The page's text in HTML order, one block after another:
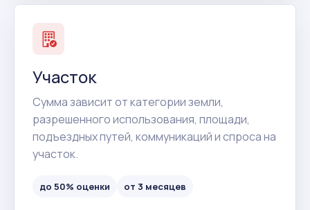
Участок
Сумма зависит от категории земли,
разрешенного использования, площади,
подъездных путей, коммуникаций и спроса на
участок.
до 50% оценки от 3 месяцев